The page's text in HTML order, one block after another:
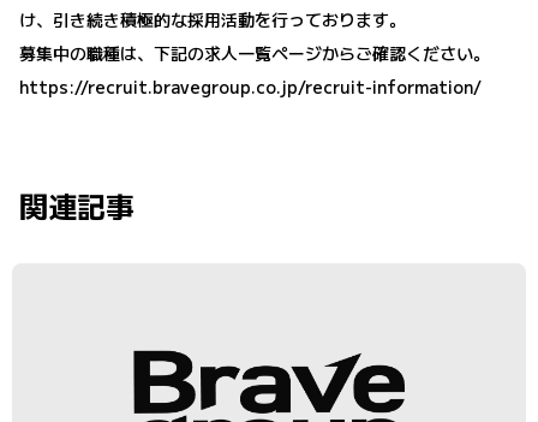
け、引き続き積極的な採用活動を行っております。
募集中の職種は、下記の求人一覧ページからご確認ください。
https://recruit.bravegroup.co.jp/recruit-information/
関連記事